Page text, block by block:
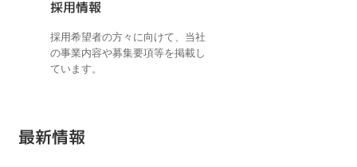
採用希望者の方々に向けて、当社
の事業内容や募集要項等を掲載し
ています。